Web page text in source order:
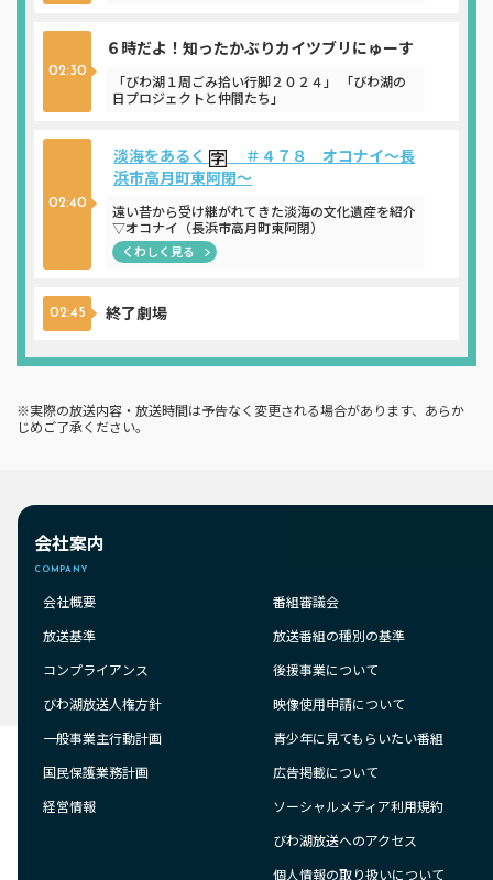
02:30
６時だよ！知ったかぶりカイツブリにゅーす
「びわ湖１周ごみ拾い行脚２０２４」 「びわ湖の
日プロジェクトと仲間たち」
02:40
淡海をあるく
＃４７８ オコナイ～長
浜市高月町東阿閉～
遠い昔から受け継がれてきた淡海の文化遺産を紹介
▽オコナイ（長浜市高月町東阿閉）
くわしく見る
02:45 終了劇場
※実際の放送内容・放送時間は予告なく変更される場合があります、あらか
じめご了承ください。
会社案内
COMPANY
会社概要
放送基準
コンプライアンス
びわ湖放送人権方針
一般事業主行動計画
国民保護業務計画
経営情報
番組審議会
放送番組の種別の基準
後援事業について
映像使用申請について
青少年に見てもらいたい番組
広告掲載について
ソーシャルメディア利用規約
びわ湖放送へのアクセス
個人情報の取り扱いについて